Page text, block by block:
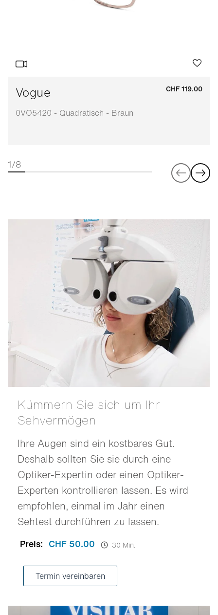
Vogue
0VO5420 - Quadratisch - Braun
CHF 119.00
1/8
Kümmern Sie sich um Ihr
Sehvermögen
Ihre Augen sind ein kostbares Gut.
Deshalb sollten Sie sie durch eine
Optiker-Expertin oder einen Optiker-
Experten kontrollieren lassen. Es wird
empfohlen, einmal im Jahr einen
Sehtest durchführen zu lassen.
Preis: CHF 50.00 30 Min.
Termin vereinbaren